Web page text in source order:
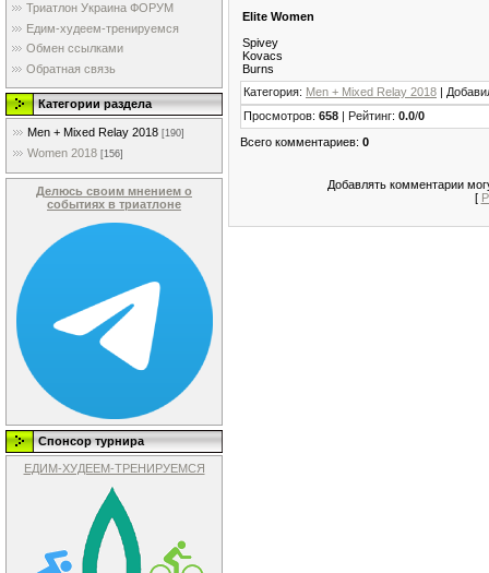
Триатлон Украина ФОРУМ
Едим-худеем-тренируемся
Обмен ссылками
Обратная связь
Категории раздела
Men + Mixed Relay 2018 [190]
Women 2018 [156]
Делюсь своим мнением о
событиях в триатлоне
Спонсор турнира
ЕДИМ-ХУДЕЕМ-ТРЕНИРУЕМСЯ
Elite Women
Spivey
Kovacs
Burns
Категория: Men + Mixed Relay 2018 |
Просмотров: 658 | Рейтинг: 0.0/0
Всего комментариев: 0
Добавлять комментарии
[